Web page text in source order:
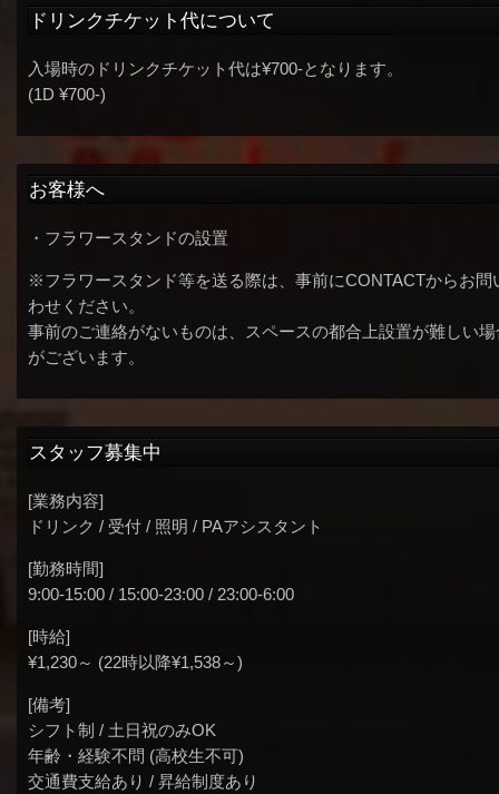
ドリンクチケット代について
入場時のドリンクチケット代は¥700-となります。
(1D ¥700-)
お客様へ
・フラワースタンドの設置
※フラワースタンド等を送る際は、事前にCONTACTからお問
わせください。
事前のご連絡がないものは、スペースの都合上設置が難しい場
がございます。
スタッフ募集中
[業務内容]
ドリンク / 受付 / 照明 / PAアシスタント
[勤務時間]
9:00-15:00 / 15:00-23:00 / 23:00-6:00
[時給]
¥1,230～ (22時以降¥1,538～)
[備考]
シフト制 / 土日祝のみOK
年齢・経験不問 (高校生不可)
交通費支給あり / 昇給制度あり